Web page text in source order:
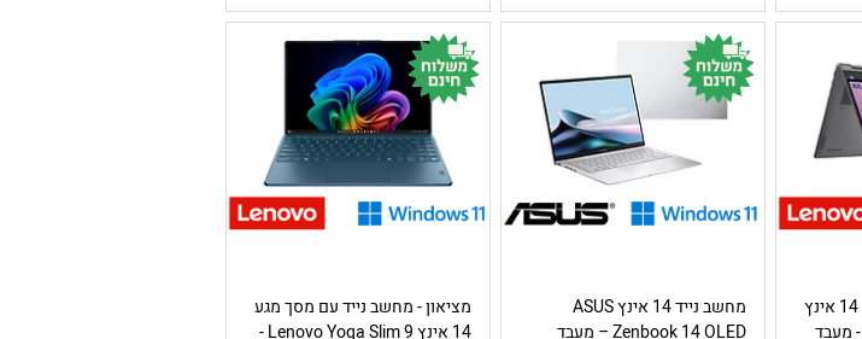
מחשב נייד עם מסך מגע 14 אינץ
Lenovo Yoga 7 2-in-1 - מעבד
מחשב נייד 14 אינץ ASUS
Zenbook 14 OLED – מעבד
מציאון - מחשב נייד עם מסך מגע
14 אינץ Lenovo Yoga Slim 9 -